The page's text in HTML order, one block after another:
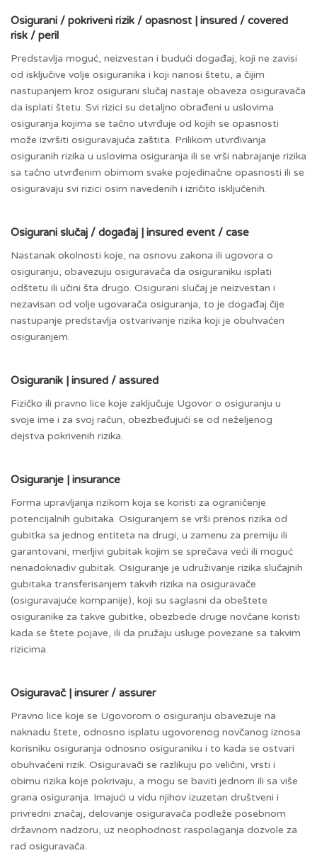
Osigurani / pokriveni rizik / opasnost | insured / covered
risk / peril
Predstavlja moguć, neizvestan i budući događaj, koji ne zavisi
od isključive volje osiguranika i koji nanosi štetu, a čijim
nastupanjem kroz osigurani slučaj nastaje obaveza osiguravača
da isplati štetu. Svi rizici su detaljno obrađeni u uslovima
osiguranja kojima se tačno utvrđuje od kojih se opasnosti
može izvršiti osiguravajuća zaštita. Prilikom utvrđivanja
osiguranih rizika u uslovima osiguranja ili se vrši nabrajanje rizika
sa tačno utvrđenim obimom svake pojedinačne opasnosti ili se
osiguravaju svi rizici osim navedenih i izričito isključenih.
Osigurani slučaj / događaj | insured event / case
Nastanak okolnosti koje, na osnovu zakona ili ugovora o
osiguranju, obavezuju osiguravača da osiguraniku isplati
odštetu ili učini šta drugo. Osigurani slučaj je neizvestan i
nezavisan od volje ugovarača osiguranja, to je događaj čije
nastupanje predstavlja ostvarivanje rizika koji je obuhvaćen
osiguranjem.
Osiguranik | insured / assured
Fizičko ili pravno lice koje zaključuje Ugovor o osiguranju u
svoje ime i za svoj račun, obezbeđujući se od neželjenog
dejstva pokrivenih rizika.
Osiguranje | insurance
Forma upravljanja rizikom koja se koristi za ograničenje
potencijalnih gubitaka. Osiguranjem se vrši prenos rizika od
gubitka sa jednog entiteta na drugi, u zamenu za premiju ili
garantovani, merljivi gubitak kojim se sprečava veći ili moguć
nenadoknadiv gubitak. Osiguranje je udruživanje rizika slučajnih
gubitaka transferisanjem takvih rizika na osiguravače
(osiguravajuće kompanije), koji su saglasni da obeštete
osiguranike za takve gubitke, obezbede druge novčane koristi
kada se štete pojave, ili da pružaju usluge povezane sa takvim
rizicima.
Osiguravač | insurer / assurer
Pravno lice koje se Ugovorom o osiguranju obavezuje na
naknadu štete, odnosno isplatu ugovorenog novčanog iznosa
korisniku osiguranja odnosno osiguraniku i to kada se ostvari
obuhvaćeni rizik. Osiguravači se razlikuju po veličini, vrsti i
obimu rizika koje pokrivaju, a mogu se baviti jednom ili sa više
grana osiguranja. Imajući u vidu njihov izuzetan društveni i
privredni značaj, delovanje osiguravača podleže posebnom
državnom nadzoru, uz neophodnost raspolaganja dozvole za
rad osiguravača.